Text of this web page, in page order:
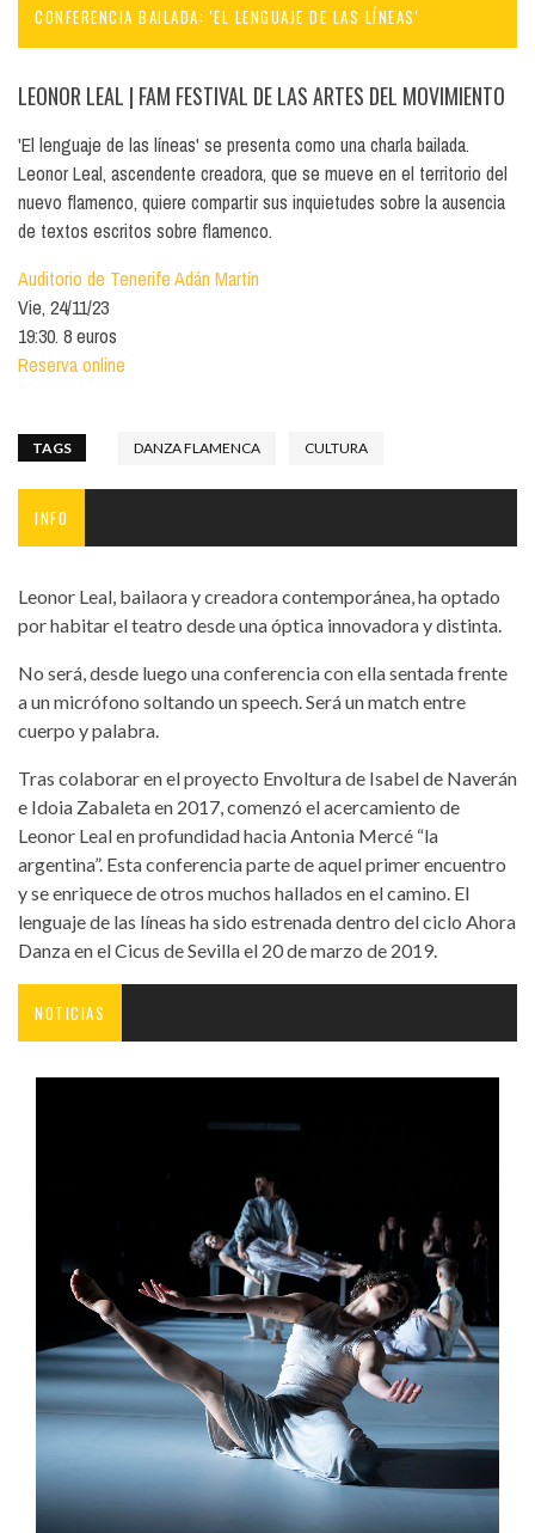
CONFERENCIA BAILADA: 'EL LENGUAJE DE LAS LÍNEAS'
LEONOR LEAL | FAM FESTIVAL DE LAS ARTES DEL MOVIMIENTO
'El lenguaje de las líneas' se presenta como una charla bailada.
Leonor Leal, ascendente creadora, que se mueve en el territorio del
nuevo flamenco, quiere compartir sus inquietudes sobre la ausencia
de textos escritos sobre flamenco.
Auditorio de Tenerife Adán Martín
Vie, 24/11/23
19:30. 8 euros
Reserva online
TAGS DANZA FLAMENCA CULTURA
INFO
Leonor Leal, bailaora y creadora contemporánea, ha optado
por habitar el teatro desde una óptica innovadora y distinta.
No será, desde luego una conferencia con ella sentada frente
a un micrófono soltando un speech. Será un match entre
cuerpo y palabra.
Tras colaborar en el proyecto Envoltura de Isabel de Naverán
e Idoia Zabaleta en 2017, comenzó el acercamiento de
Leonor Leal en profundidad hacia Antonia Mercé “la
argentina”. Esta conferencia parte de aquel primer encuentro
y se enriquece de otros muchos hallados en el camino. El
lenguaje de las líneas ha sido estrenada dentro del ciclo Ahora
Danza en el Cicus de Sevilla el 20 de marzo de 2019.
NOTICIAS